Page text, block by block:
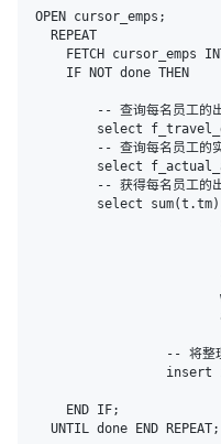
OPEN cursor_emps;
  REPEAT
FETCH cursor_emps
    IF NOT done THEN
    END IF;
  UNTIL done END REPEAT;